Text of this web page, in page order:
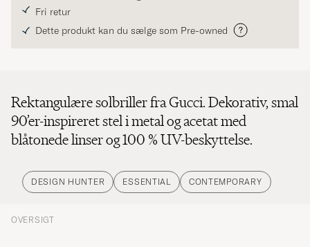
Fri retur
Dette produkt kan du sælge som Pre-owned
Rektangulære solbriller fra Gucci. Dekorativ, smal
90’er-inspireret stel i metal og acetat med
blåtonede linser og 100 % UV-beskyttelse.
DESIGN HUNTER ESSENTIAL CONTEMPORARY
OVERSIGT